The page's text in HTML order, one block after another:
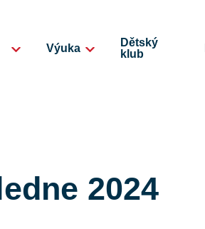
Výuka
Dětský
klub
2024